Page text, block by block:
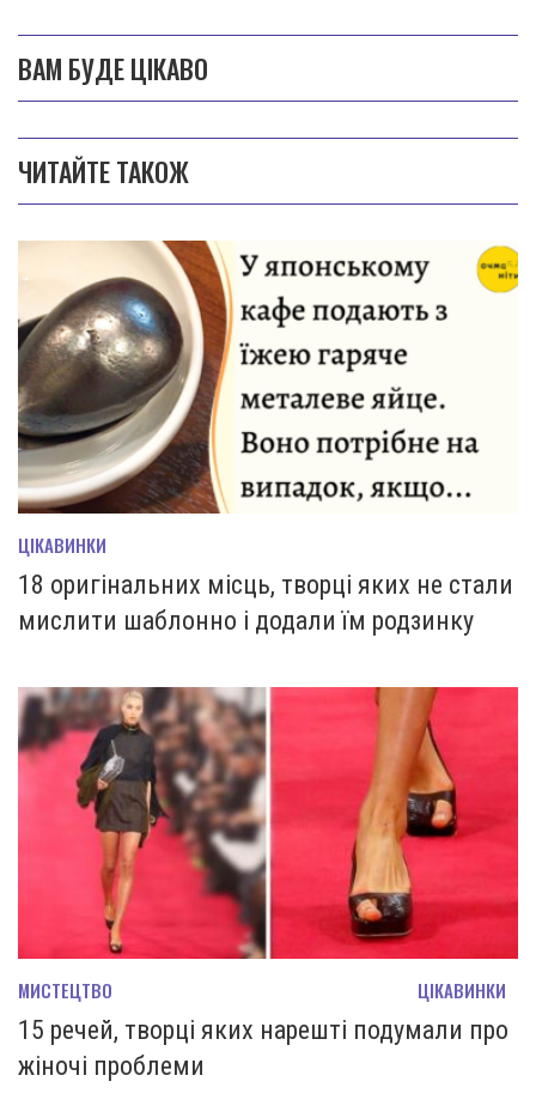
ВАМ БУДЕ ЦІКАВО
ЧИТАЙТЕ ТАКОЖ
ЦІКАВИНКИ
18 оригінальних місць, творці яких не стали
мислити шаблонно і додали їм родзинку
МИСТЕЦТВО ЦІКАВИНКИ
15 речей, творці яких нарешті подумали про
жіночі проблеми